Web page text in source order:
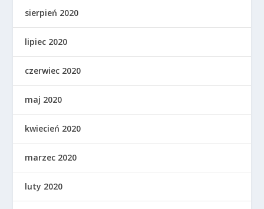
sierpień 2020
lipiec 2020
czerwiec 2020
maj 2020
kwiecień 2020
marzec 2020
luty 2020